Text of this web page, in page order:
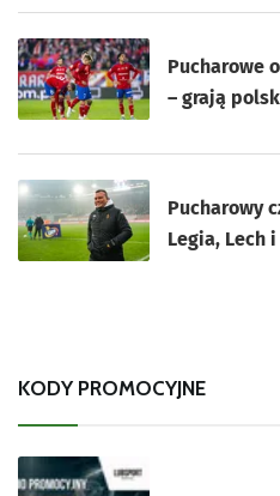
Pucharowe
– grają
Pucharowy
Legia, Lech
KODY PROMOCYJNE